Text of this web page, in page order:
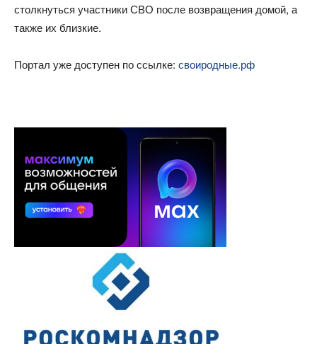
столкнуться участники СВО после возвращения домой, а
также их близкие.
Портал уже доступен по ссылке: своиродные.рф